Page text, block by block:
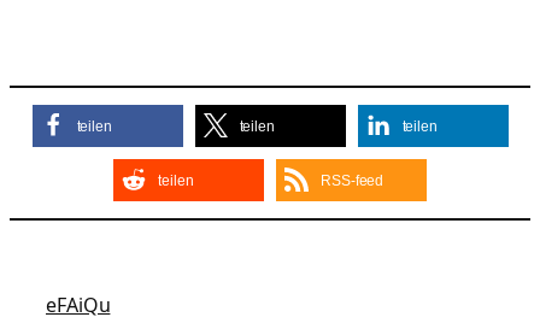
teilen teilen teilen
teilen RSS-feed
eFAiQu